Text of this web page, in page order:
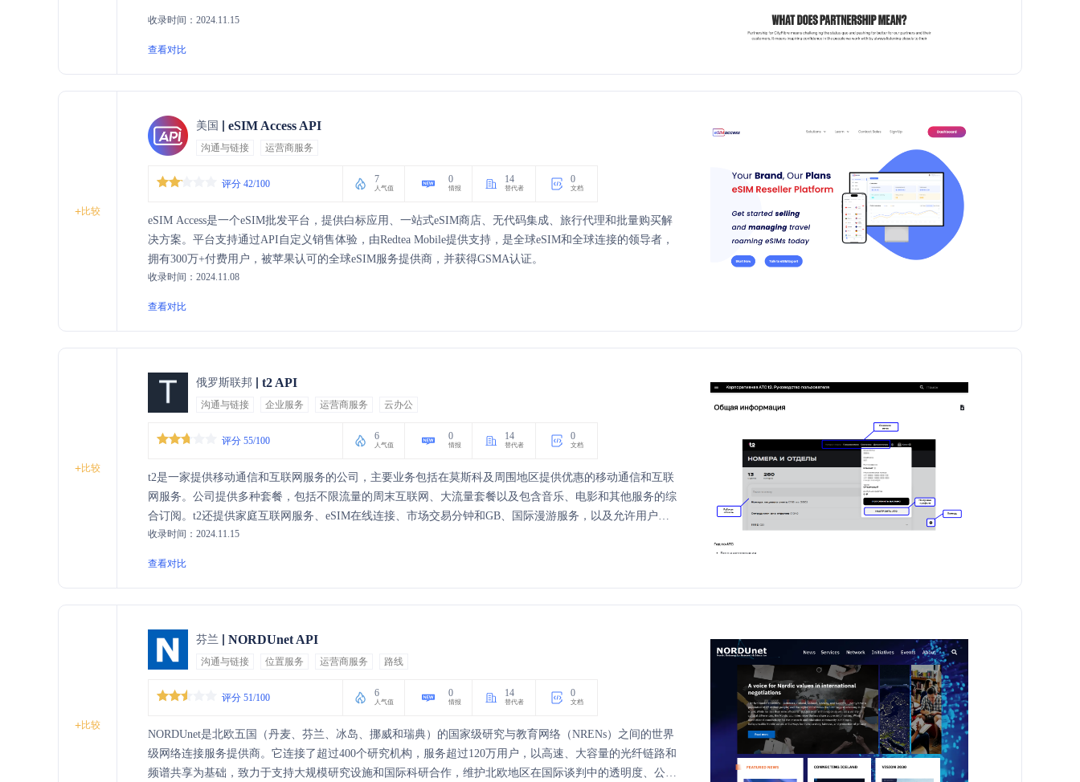
收录时间：2024.11.15
查看对比
+比较
美国 eSIM Access API
沟通与链接 运营商服务
评分 42/100 7
人气值
0
情报
14
替代者
0
文档
eSIM Access是一个eSIM批发平台，提供白标应用、一站式eSIM商店、无代码集成、旅行代理和批量购买解
决方案。平台支持通过API自定义销售体验，由Redtea Mobile提供支持，是全球eSIM和全球连接的领导者，
拥有300万+付费用户，被苹果认可的全球eSIM服务提供商，并获得GSMA认证。
收录时间：2024.11.08
查看对比
+比较
俄罗斯联邦 t2 API
沟通与链接 企业服务 运营商服务 云办公
评分 55/100 6
人气值
0
情报
14
替代者
0
文档
t2是一家提供移动通信和互联网服务的公司，主要业务包括在莫斯科及周围地区提供优惠的移动通信和互联
网服务。公司提供多种套餐，包括不限流量的周末互联网、大流量套餐以及包含音乐、电影和其他服务的综
合订阅。t2还提供家庭互联网服务、eSIM在线连接、市场交易分钟和GB、国际漫游服务，以及允许用户交
换分钟和GB的功能。
收录时间：2024.11.15
查看对比
+比较
芬兰 NORDUnet API
沟通与链接 位置服务 运营商服务 路线
评分 51/100 6
人气值
0
情报
14
替代者
0
文档
NORDUnet是北欧五国（丹麦、芬兰、冰岛、挪威和瑞典）的国家级研究与教育网络（NRENs）之间的世界
级网络连接服务提供商。它连接了超过400个研究机构，服务超过120万用户，以高速、大容量的光纤链路和
频谱共享为基础，致力于支持大规模研究设施和国际科研合作，维护北欧地区在国际谈判中的透明度、公平